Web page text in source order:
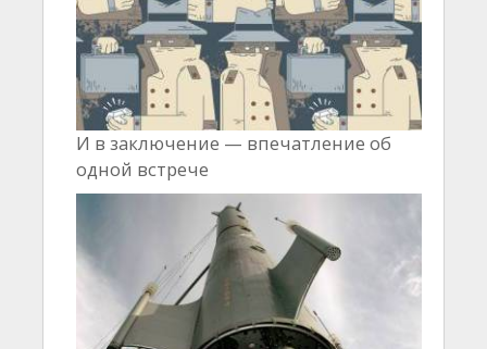
И в заключение — впечатление об
одной встрече